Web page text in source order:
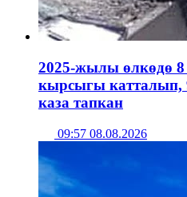
2025-жылы өлкөдө
кырсыгы катталып,
каза тапкан
09:57 08.08.2026